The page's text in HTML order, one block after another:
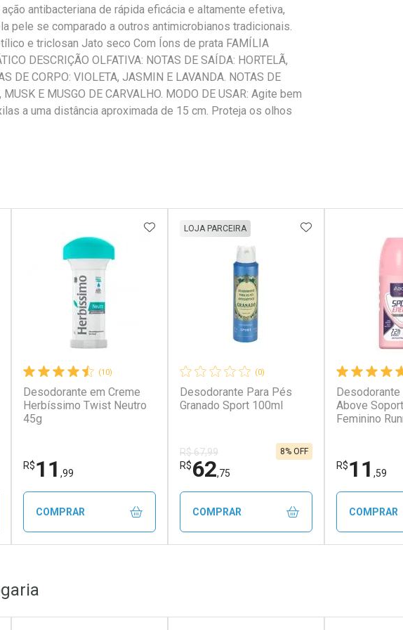
antibacteriana de rápida eficácia e altamente efetiva,
pele se comparado a outros antimicrobianos tradicionais.
e triclosan Jato seco Com Íons de prata FAMÍLIA
DESCRIÇÃO OLFATIVA: NOTAS DE SAÍDA: HORTELÃ,
DE CORPO: VIOLETA, JASMIN E LAVANDA. NOTAS DE
MUSK E MUSGO DE CARVALHO. MODO DE USAR: Agite bem
a uma distância aproximada de 15 cm. Proteja os olhos
AOS FAVORITOS
(10)
Desodorante em Creme
Herbíssimo Twist Neutro
45g
R$11 ,99
ADICIONAR AOS FAVORITOS
COMPRAR
Laboratório
Por Menos
(0)
Desodorante Para Pés
Granado Sport 100ml
LOJA PARCEIRA
R$ 67,99
R$62,75
8% OFF
ADICIONAR AOS
COMPRAR
Above
Feminino
R$11 ,59
COMPRAR